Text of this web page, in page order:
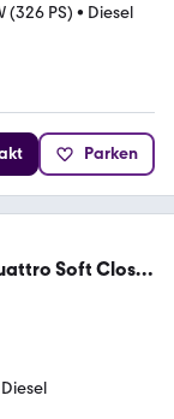
(326 PS) • Diesel
Parken
Soft Close
Diesel